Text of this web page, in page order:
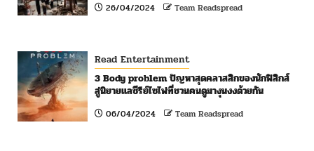
26/04/2024 Team Readspread
Read Entertainment
3 Body problem ปัญหาสุดคลาสสิกของนักฟิสิกส์
สู่นิยายแลซีรีย์ไซไฟที่ชวนคนดูมางุนงงด้วยกัน
06/04/2024 Team Readspread